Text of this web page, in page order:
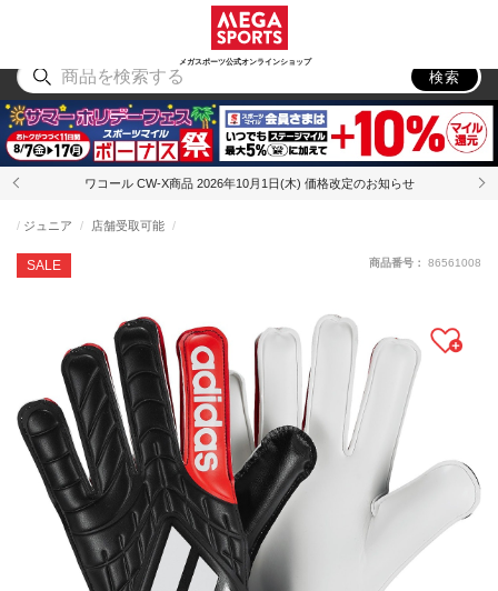
メガスポーツ公式オンラインショップ
アウトドア
検索
ワコール CW-X商品 2026年10月1日(木) 価格改定のお知らせ
SALE
ジュニア 店舗受取可能
商品番号： 86561008